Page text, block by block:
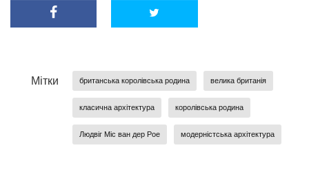
Мітки британська королівська родина велика британія
класична архітектура королівська родина
Людвіг Міс ван дер Рое модерністська архітектура